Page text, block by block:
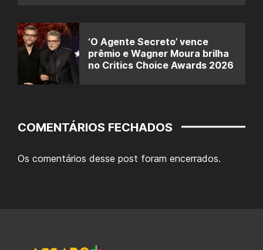
‘O Agente Secreto’ vence
prêmio e Wagner Moura brilha
no Critics Choice Awards 2026
COMENTÁRIOS FECHADOS
Os comentários desse post foram encerrados.